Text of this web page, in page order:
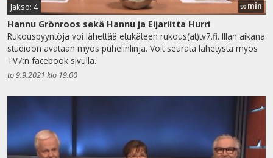
Jakso: 4 90 min
Hannu Grönroos sekä Hannu ja Eijariitta Hurri
Rukouspyyntöjä voi lähettää etukäteen rukous(at)tv7.fi. Illan aikana
studioon avataan myös puhelinlinja. Voit seurata lähetystä myös
TV7:n facebook sivulla.
to 9.9.2021 klo 19.00